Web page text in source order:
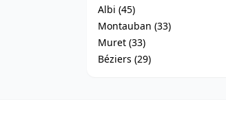
Albi (45)
Montauban (33)
Muret (33)
Béziers (29)